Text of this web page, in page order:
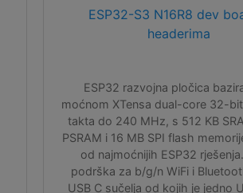
ESP32-S3 N16R8 dev
headerima
ESP32 razvojna pločica
moćnom XTensa dual-core 32-bit
takta do 240 MHz, s 512 KB
PSRAM i 16 MB SPI flash
od najmoćnijih ESP32
podrška za b/g/n WiFi i
USB C sučelja od kojih je jedno